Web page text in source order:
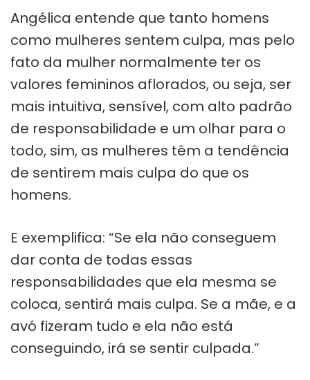
Angélica entende que tanto homens
como mulheres sentem culpa, mas pelo
fato da mulher normalmente ter os
valores femininos aflorados, ou seja, ser
mais intuitiva, sensível, com alto padrão
de responsabilidade e um olhar para o
todo, sim, as mulheres têm a tendência
de sentirem mais culpa do que os
homens.
E exemplifica: “Se ela não conseguem
dar conta de todas essas
responsabilidades que ela mesma se
coloca, sentirá mais culpa. Se a mãe, e a
avó fizeram tudo e ela não está
conseguindo, irá se sentir culpada.”